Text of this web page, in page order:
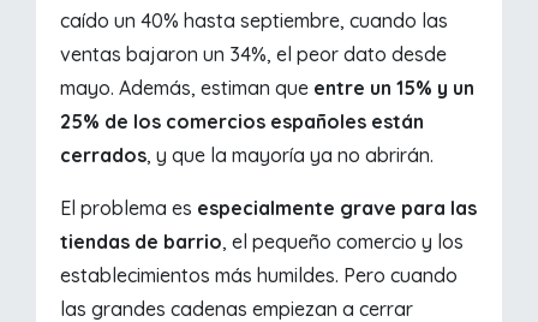
caído un 40% hasta septiembre, cuando las
ventas bajaron un 34%, el peor dato desde
mayo. Además, estiman que entre un 15% y un
25% de los comercios españoles están
cerrados, y que la mayoría ya no abrirán.
El problema es especialmente grave para las
tiendas de barrio, el pequeño comercio y los
establecimientos más humildes. Pero cuando
las grandes cadenas empiezan a cerrar